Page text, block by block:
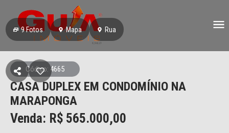
9Fotos Mapa Rua
Código: 4665
CASA DUPLEX EM CONDOMÍNIO NA
MARAPONGA
Venda: R$ 565.000,00